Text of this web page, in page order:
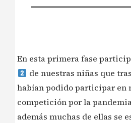
En esta primera fase
de nuestras niñas que
habían podido participar en
competición por la
además muchas de ellas se